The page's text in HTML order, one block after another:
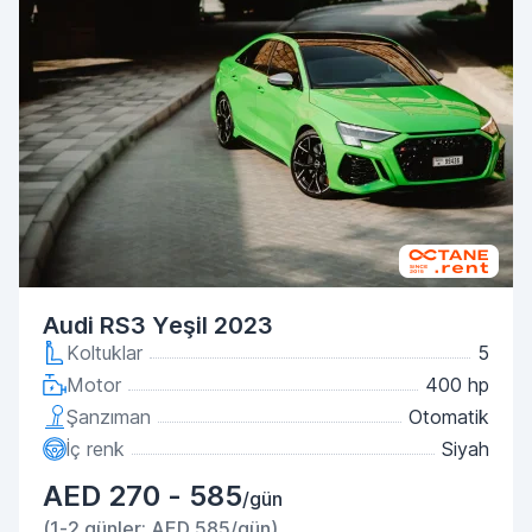
Audi RS3 Yeşil 2023
Koltuklar
5
Motor
400 hp
Şanzıman
Otomatik
İç renk
Siyah
AED 270 - 585/gün